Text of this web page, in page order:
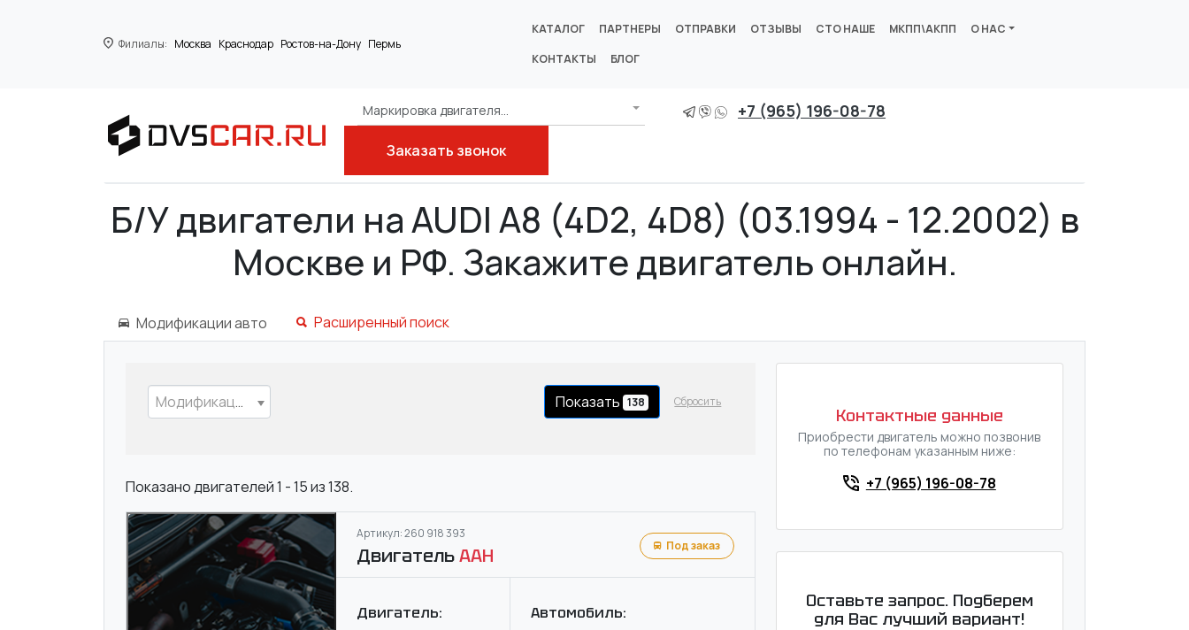
Филиалы: Москва Краснодар Ростов-на-Дону Пермь
КАТАЛОГ ПАРТНЕРЫ ОТПРАВКИ ОТЗЫВЫ СТО НАШЕ МКПП\АКПП
О НАС
КОНТАКТЫ
БЛОГ
Маркировка двигателя... +7 (965) 196-08-78
Заказать звонок
Главная
Б/У двигатели на AUDI A8 (4D2, 4D8) (03.1994 - 12.2002) в
Москве и РФ. Закажите двигатель онлайн.
Модификации авто Расширенный поиск
Модификация Показать 138 Сбросить
Показано двигателей 1 - 15 из 138.
Артикул: 260 918 393
ДвигательAAH Под заказ
Двигатель: Автомобиль:
Контактные данные
Приобрести двигатель можно позвонив
по телефонам указанным ниже:
+7 (965) 196-08-78
Оставьте запрос. Подберем
для Вас лучший вариант!